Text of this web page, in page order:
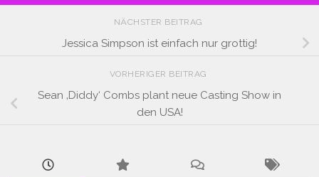
NÄCHSTER BEITRAG
Jessica Simpson ist einfach nur grottig!
VORHERIGER BEITRAG
Sean ‚Diddy‘ Combs plant neue Casting Show in
den USA!